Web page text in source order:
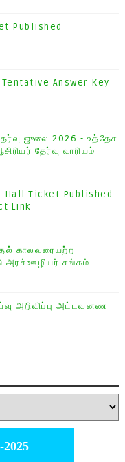
Published
Answer Key
ஜுலை 2026 - உத்தேச
தேர்வு வாரியம்
- Hall Ticket Published
Link
காலவரையற்ற
அரசு்ஊழியர் சங்கம்
அறிவிப்பு அட்டவனண